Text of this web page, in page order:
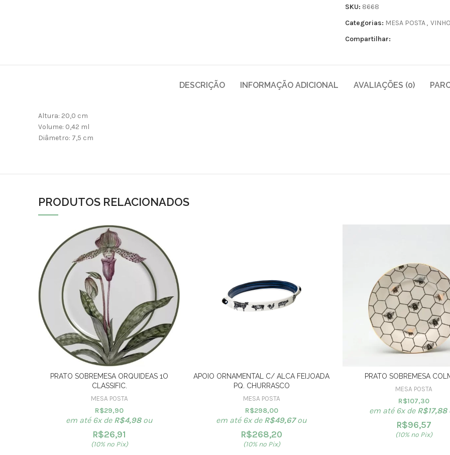
SKU: 8668
Categorias: MESA POSTA,
Compartilhar:
DESCRIÇÃO INFORMAÇÃO ADICIONAL AVALIAÇÕES (0)
Altura: 20,0 cm
Volume: 0,42 ml
Diâmetro: 7,5 cm
PRODUTOS RELACIONADOS
PRATO SOBREMESA ORQUIDEAS 1O
CLASSIFIC.
MESA POSTA
R$29,90
em até 6x de R$4,98ou
R$26,91
(10% no Pix)
APOIO ORNAMENTAL C/ ALCA FEIJOADA
PQ. CHURRASCO
MESA POSTA
R$298,00
em até 6x de R$49,67ou
R$268,20
(10% no Pix)
PRATO SOBREMESA
MESA POSTA
R$107,30
em até 6x de R$17,88
R$96,57
(10% no Pix)